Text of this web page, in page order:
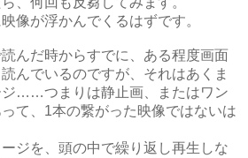
像が浮かんでくるはずです。
んだ時からすでに、ある程度画面
んでいるのですが、それはあくま
……つまりは静止画、またはワン
て、 1本の繋がった映像ではないは
ジを、頭の中で繰り返し再生しな